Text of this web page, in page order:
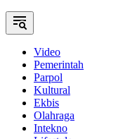
Video
Pemerintah
Parpol
Kultural
Ekbis
Olahraga
Intekno